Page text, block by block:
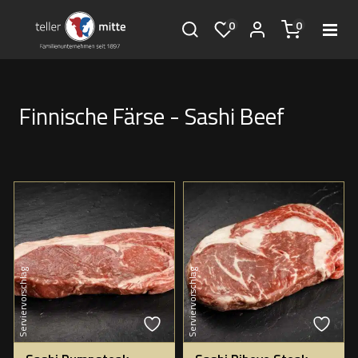
0 0
Finnische Färse - Sashi Beef
Serviervorschlag Serviervorschlag